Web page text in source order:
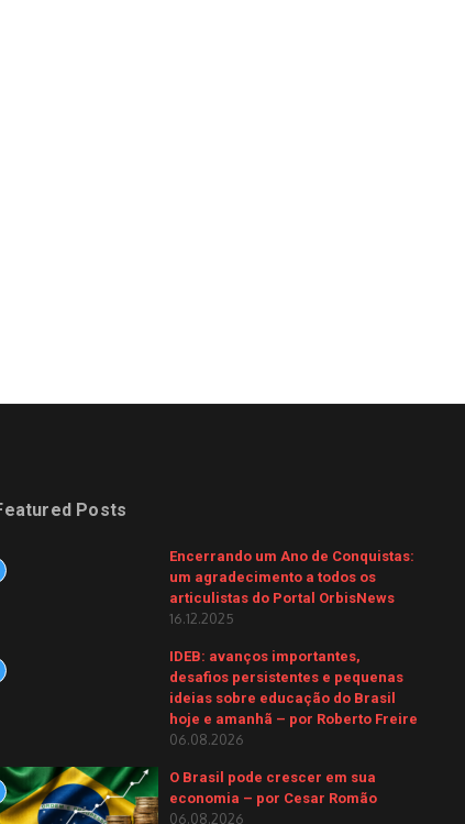
Posts
Encerrando um Ano de Conquistas:
um agradecimento a todos os
articulistas do Portal OrbisNews
16.12.2025
IDEB: avanços importantes,
desafios persistentes e pequenas
ideias sobre educação do Brasil
hoje e amanhã – por Roberto Freire
06.08.2026
O Brasil pode crescer em sua
economia – por Cesar Romão
06.08.2026